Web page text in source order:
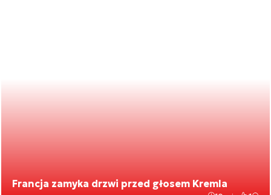
Francja zamyka drzwi przed głosem Kremla